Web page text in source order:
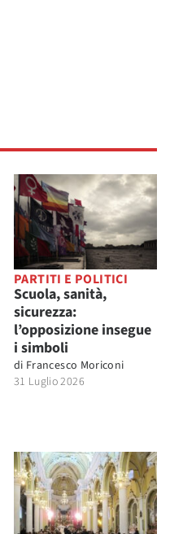
PARTITI E POLITICI
Scuola, sanità,
sicurezza:
l’opposizione insegue
i simboli
di Francesco Moriconi
31 Luglio 2026